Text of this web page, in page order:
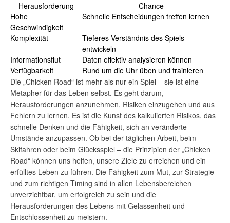
Herausforderung
Chance
Hohe
Geschwindigkeit
Schnelle Entscheidungen treffen lernen
Komplexität
Tieferes Verständnis des Spiels
entwickeln
Informationsflut
Daten effektiv analysieren können
Verfügbarkeit
Rund um die Uhr üben und trainieren
Die „Chicken Road“ ist mehr als nur ein Spiel – sie ist eine
Metapher für das Leben selbst. Es geht darum,
Herausforderungen anzunehmen, Risiken einzugehen und aus
Fehlern zu lernen. Es ist die Kunst des kalkulierten Risikos, das
schnelle Denken und die Fähigkeit, sich an veränderte
Umstände anzupassen. Ob bei der täglichen Arbeit, beim
Skifahren oder beim Glücksspiel – die Prinzipien der „Chicken
Road“ können uns helfen, unsere Ziele zu erreichen und ein
erfülltes Leben zu führen. Die Fähigkeit zum Mut, zur Strategie
und zum richtigen Timing sind in allen Lebensbereichen
unverzichtbar, um erfolgreich zu sein und die
Herausforderungen des Lebens mit Gelassenheit und
Entschlossenheit zu meistern.